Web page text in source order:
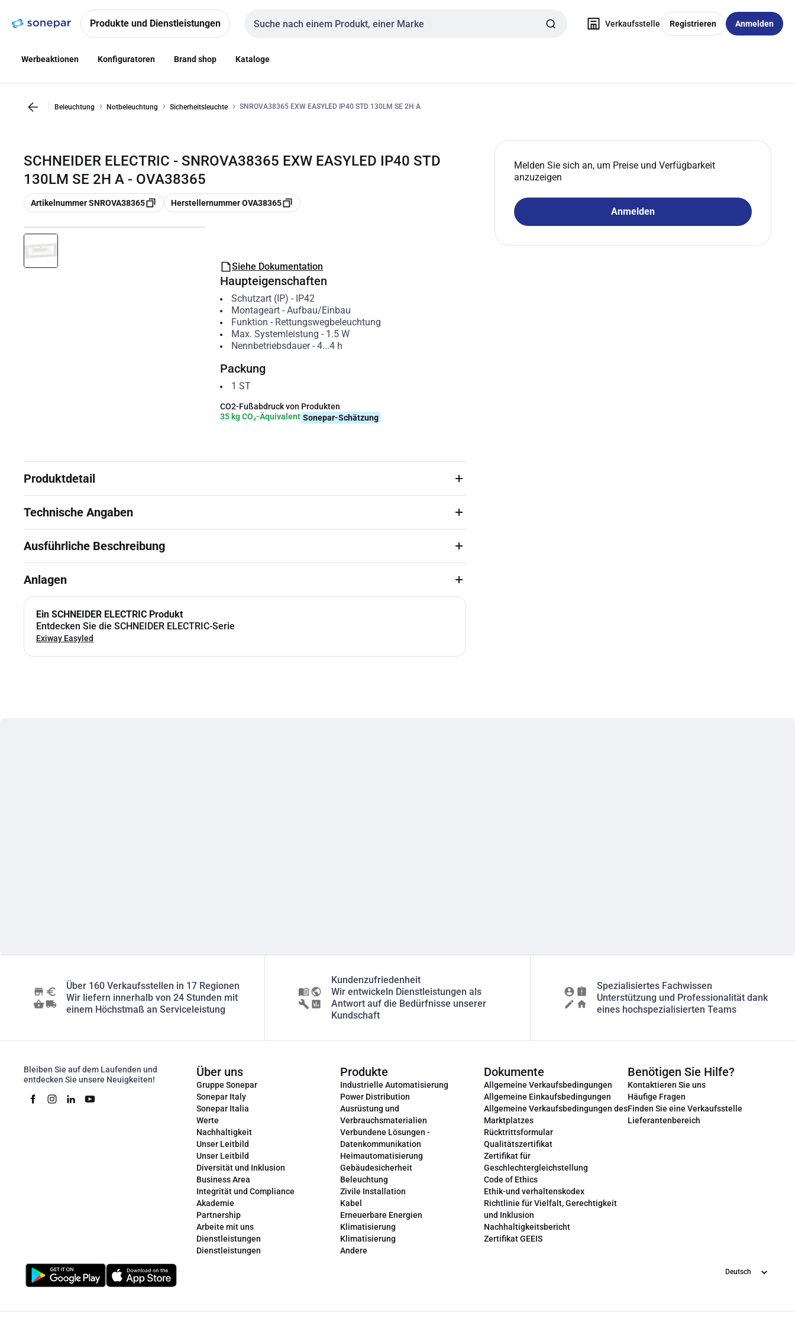
NavigationInhalt
Produkte und Dienstleistungen
Sucheingabe
Verkaufsstelle Registrieren Anmelden
Werbeaktionen Konfiguratoren Brand shop Kataloge
Beleuchtung Notbeleuchtung Sicherheitsleuchte SNROVA38365 EXW EASYLED IP40 STD 130LM SE 2H A
SCHNEIDER ELECTRIC - SNROVA38365 EXW EASYLED IP40 STD
130LM SE 2H A - OVA38365
Kopieren
Artikelnummer SNROVA38365 Kopieren
Herstellernummer OVA38365
Melden Sie sich an, um Preise und Verfügbarkeit
anzuzeigen
Anmelden
Siehe Dokumentation
Haupteigenschaften
Schutzart (IP) - IP42
Montageart- Aufbau/Einbau
Funktion - Rettungswegbeleuchtung
Max. Systemleistung - 1.5 W
Nennbetriebsdauer- 4...4 h
Packung
1 ST
CO2-Fußabdruck von Produkten
35 kg CO₂-Äquivalent Sonepar-Schätzung
Produktdetail
Technische Angaben
Ausführliche Beschreibung
Anlagen
Ein SCHNEIDER ELECTRIC Produkt
Entdecken Sie die SCHNEIDER ELECTRIC-Serie
Exiway Easyled
Über 160 Verkaufsstellen in 17 Regionen
Wir liefern innerhalb von 24 Stunden mit
einem Höchstmaß an Serviceleistung
Kundenzufriedenheit
Wir entwickeln Dienstleistungen als
Antwort auf die Bedürfnisse unserer
Kundschaft
Spezialisiertes Fachwissen
Unterstützung und Professionalität dank
eines hochspezialisierten Teams
Bleiben Sie auf dem Laufenden und
entdecken Sie unsere Neuigkeiten!
Über uns
Gruppe Sonepar
Sonepar Italy
Sonepar Italia
Werte
Nachhaltigkeit
Unser Leitbild
Unser Leitbild
Diversität und Inklusion
Business Area
Integrität und Compliance
Akademie
Partnership
Arbeite mit uns
Dienstleistungen
Dienstleistungen
Produkte
Industrielle Automatisierung
Power Distribution
Ausrüstung und
Verbrauchsmaterialien
Verbundene Lösungen -
Datenkommunikation
Heimautomatisierung
Gebäudesicherheit
Beleuchtung
Zivile Installation
Kabel
Erneuerbare Energien
Klimatisierung
Klimatisierung
Andere
Dokumente
Allgemeine Verkaufsbedingungen
Allgemeine Einkaufsbedingungen
Allgemeine Verkaufsbedingungen des
Marktplatzes
Rücktrittsformular
Qualitätszertifikat
Zertifikat für
Geschlechtergleichstellung
Code of Ethics
Ethik-und verhaltenskodex
Richtlinie für Vielfalt, Gerechtigkeit
und Inklusion
Nachhaltigkeitsbericht
Zertifikat GEEIS
Benötigen Sie Hilfe?
Kontaktieren Sie uns
Häufige Fragen
Finden Sie eine Verkaufsstelle
Lieferantenbereich
Sprache